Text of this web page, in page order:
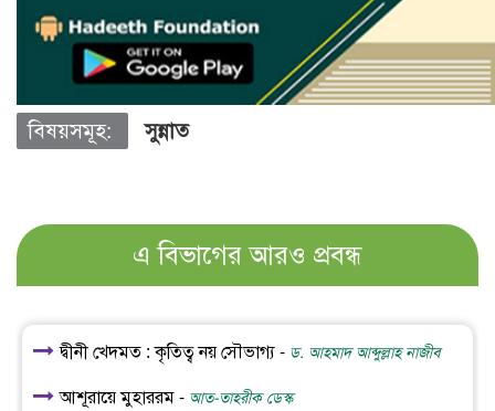
বিষয়সমূহ: সুন্নাত
এ বিভাগের আরও প্রবন্ধ
দ্বীনী খেদমত : কৃতিত্ব নয় সৌভাগ্য - ড. আহমাদ আব্দুল্লাহ নাজীব
আশূরায়ে মুহাররম - আত-তাহরীক ডেস্ক